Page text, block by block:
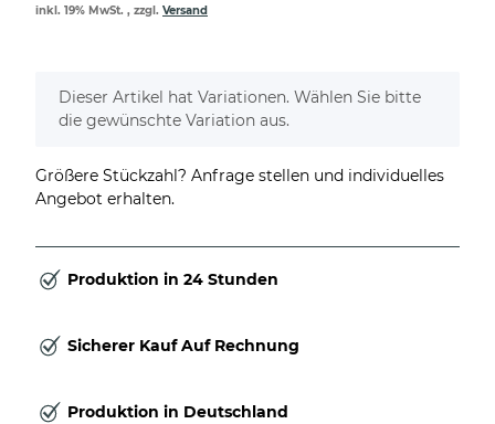
inkl. 19% MwSt. , zzgl. Versand
x
Dieser Artikel hat Variationen. Wählen Sie bitte
die gewünschte Variation aus.
Größere Stückzahl? Anfrage stellen und individuelles
Angebot erhalten.
Produktion in 24 Stunden
Sicherer Kauf Auf Rechnung
Produktion in Deutschland